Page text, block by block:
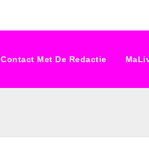
Contact Met De Redactie